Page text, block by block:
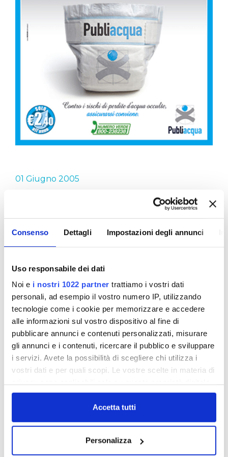
Consenso Dettagli Impostazioni degli annunci
Uso responsabile dei dati
Noi e i nostri 1022 partner trattiamo i vostri dati
personali, ad esempio il vostro numero IP, utilizzando
tecnologie come i cookie per memorizzare e accedere
alle informazioni sul vostro dispositivo al fine di
pubblicare annunci e contenuti personalizzati, misurare
gli annunci e i contenuti, ricercare il pubblico e sviluppare
i servizi. Avete la possibilità di scegliere chi utilizza i
vostri dati e per quali scopi. Le vostre scelte in materia di
in cui avete effettuato le vostre scelte. È possibile
modificare o revocare il proprio consenso in qualsiasi
momento dalla Dichiarazione sui cookie o facendo clic
Accetta tutti
Personalizza
01 Giugno 2005
ASSICURAZIONI
Dopo aver inviato agli utenti molte lettere
un'assicurazione per le
deciso di effettuare una vera e propria campagna.
Le perdite occulte sono molto più diffuse di quello
che pensiamo: evitare di pagare alti consumi
d'acqua per questo inconveniente, oggi è
Con una modesta spesa annua ogni utente
Publiacqua può mettersi al riparo da questo